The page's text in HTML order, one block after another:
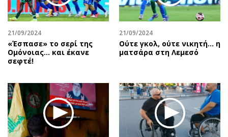
21/09/2024
«Έσπασε» το σερί της
Ομόνοιας… και έκανε
σεφτέ!
21/09/2024
Ούτε γκολ, ούτε νικητή… η
ματσάρα στη Λεμεσό